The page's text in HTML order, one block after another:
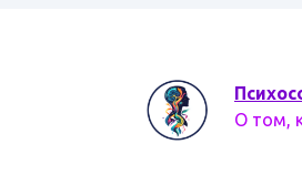
О том,